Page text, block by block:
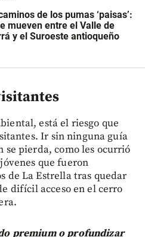
de los pumas ‘paisas’:
mueven entre el Valle de
y el Suroeste antioqueño
está el riesgo que
Ir sin ninguna guía
se pierda, como les ocurrió
que fueron
de La Estrella tras quedar
difícil acceso en el cerro
premium o profundizar